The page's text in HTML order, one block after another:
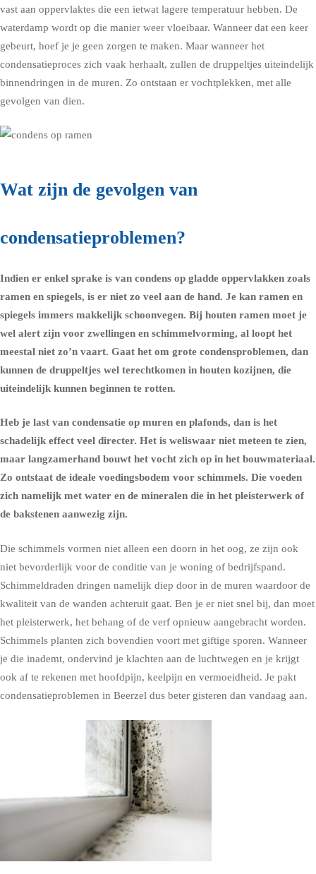
vast aan oppervlaktes die een ietwat lagere temperatuur hebben. De
waterdamp wordt op die manier weer vloeibaar. Wanneer dat een keer
gebeurt, hoef je je geen zorgen te maken. Maar wanneer het
condensatieproces zich vaak herhaalt, zullen de druppeltjes uiteindelijk
binnendringen in de muren. Zo ontstaan er vochtplekken, met alle
gevolgen van dien.
Wat zijn de gevolgen van
condensatieproblemen?
Indien er enkel sprake is van condens op gladde oppervlakken zoals
ramen en spiegels, is er niet zo veel aan de hand. Je kan ramen en
spiegels immers makkelijk schoonvegen. Bij houten ramen moet je
wel alert zijn voor zwellingen en schimmelvorming, al loopt het
meestal niet zo’n vaart. Gaat het om grote condensproblemen, dan
kunnen de druppeltjes wel terechtkomen in houten kozijnen, die
uiteindelijk kunnen beginnen te rotten.
Heb je last van condensatie op muren en plafonds, dan is het
schadelijk effect veel directer. Het is weliswaar niet meteen te zien,
maar langzamerhand bouwt het vocht zich op in het bouwmateriaal.
Zo ontstaat de ideale voedingsbodem voor schimmels. Die voeden
zich namelijk met water en de mineralen die in het pleisterwerk of
de bakstenen aanwezig zijn.
Die schimmels vormen niet alleen een doorn in het oog, ze zijn ook
niet bevorderlijk voor de conditie van je woning of bedrijfspand.
Schimmeldraden dringen namelijk diep door in de muren waardoor de
kwaliteit van de wanden achteruit gaat. Ben je er niet snel bij, dan moet
het pleisterwerk, het behang of de verf opnieuw aangebracht worden.
Schimmels planten zich bovendien voort met giftige sporen. Wanneer
je die inademt, ondervind je klachten aan de luchtwegen en je krijgt
ook af te rekenen met hoofdpijn, keelpijn en vermoeidheid. Je pakt
condensatieproblemen in Beerzel dus beter gisteren dan vandaag aan.